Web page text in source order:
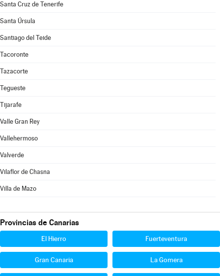
Santa Cruz de Tenerife
Santa Úrsula
Santiago del Teide
Tacoronte
Tazacorte
Tegueste
Tijarafe
Valle Gran Rey
Vallehermoso
Valverde
Vilaflor de Chasna
Villa de Mazo
Provincias de Canarias
El Hierro Fuerteventura
Gran Canaria La Gomera